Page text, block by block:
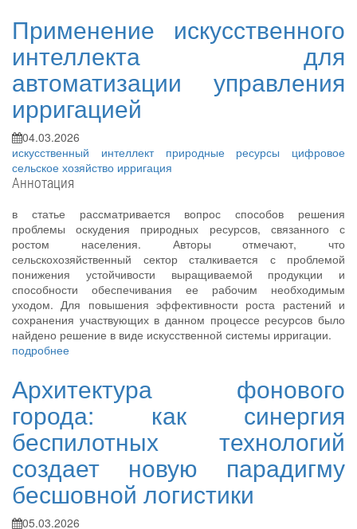
Применение искусственного
интеллекта для
автоматизации управления
ирригацией
04.03.2026
искусственный интеллект природные ресурсы цифровое
сельское хозяйство ирригация
Аннотация
в статье рассматривается вопрос способов решения
проблемы оскудения природных ресурсов, связанного с
ростом населения. Авторы отмечают, что
сельскохозяйственный сектор сталкивается с проблемой
понижения устойчивости выращиваемой продукции и
способности обеспечивания ее рабочим необходимым
уходом. Для повышения эффективности роста растений и
сохранения участвующих в данном процессе ресурсов было
найдено решение в виде искусственной системы ирригации.
подробнее
Архитектура фонового
города: как синергия
беспилотных технологий
создает новую парадигму
бесшовной логистики
05.03.2026